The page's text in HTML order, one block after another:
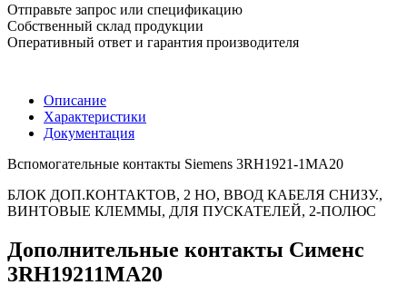
Отправьте запрос или спецификацию
Собственный склад продукции
Оперативный ответ и гарантия производителя
Описание
Характеристики
Документация
Вспомогательные контакты Siemens 3RH1921-1MA20
БЛОК ДОП.КОНТАКТОВ, 2 НO, ВВОД КАБЕЛЯ СНИЗУ.,
ВИНТОВЫЕ КЛЕММЫ, ДЛЯ ПУСКАТЕЛЕЙ, 2-ПОЛЮС
Дополнительные контакты Сименс
3RH19211MA20